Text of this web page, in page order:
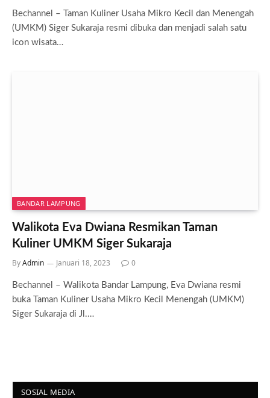
Bechannel – Taman Kuliner Usaha Mikro Kecil dan Menengah
(UMKM) Siger Sukaraja resmi dibuka dan menjadi salah satu
icon wisata…
BANDAR LAMPUNG
Walikota Eva Dwiana Resmikan Taman
Kuliner UMKM Siger Sukaraja
ByAdmin Januari 18, 2023 0
Bechannel – Walikota Bandar Lampung, Eva Dwiana resmi
buka Taman Kuliner Usaha Mikro Kecil Menengah (UMKM)
Siger Sukaraja di Jl.…
SOSIAL MEDIA